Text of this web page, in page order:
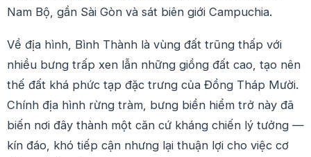
Nam Bộ, gần Sài Gòn và sát biên giới Campuchia.
Về địa hình, Bình Thành là vùng đất trũng thấp với
nhiều bưng trấp xen lẫn những giồng đất cao, tạo nên
thế đất khá phức tạp đặc trưng của Đồng Tháp Mười.
Chính địa hình rừng tràm, bưng biền hiểm trở này đã
biến nơi đây thành một căn cứ kháng chiến lý tưởng —
kín đáo, khó tiếp cận nhưng lại thuận lợi cho việc cơ